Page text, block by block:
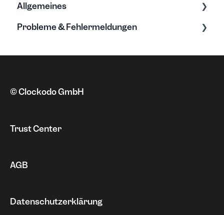
Tarife & Lizenzen
Anschrift
Rechnungen
Allgemeines
Grundwissen zur Zeiterfassung
Sonstiges
Probleme & Fehlermeldungen
© Clockodo GmbH
Trust Center
AGB
Datenschutzerklärung